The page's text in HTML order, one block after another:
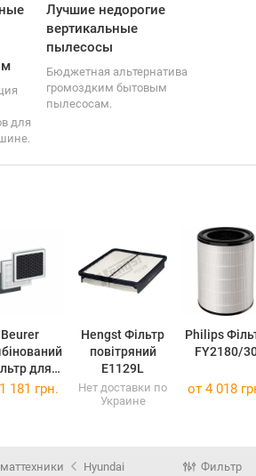
для
Лучшие недорогие
вертикальные
пылесосы
Бюджетная альтернатива
громоздким бытовым
пылесосам.
Beurer
для
Hengst Фільтр
повітряний
E1129L
Philips
FY2180/
1 181 грн.
Нет доставки по
Украине
от 4 018
Hyundai Фильтр